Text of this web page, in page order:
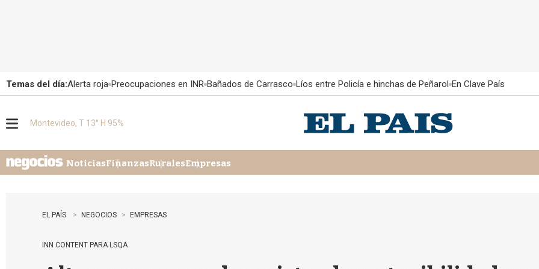
Temas del día:Alerta roja Preocupaciones en INR Bañados de Carrasco Líos entre Policía e hinchas de Peñarol En Clave País
u
Montevideo, T 13° H 95%
NoticiasFinanzasRuralesEmpresas
EL PAÍS NEGOCIOS EMPRESAS
INN CONTENT PARA LSQA